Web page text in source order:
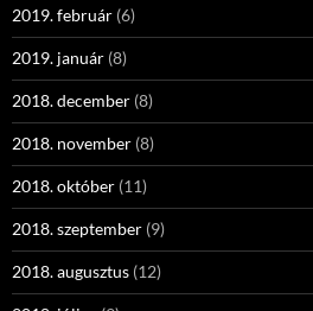
2019. február (6)
2019. január (8)
2018. december (8)
2018. november (8)
2018. október (11)
2018. szeptember (9)
2018. augusztus (12)